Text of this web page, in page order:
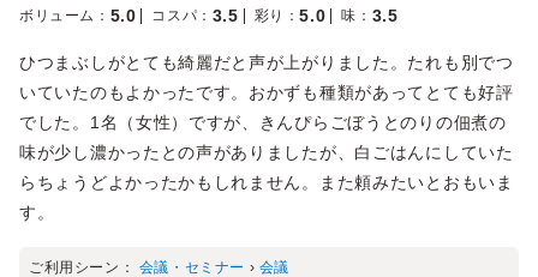
ボリューム ： 5.0 コスパ ： 3.5 彩り ：5.0 味 ： 3.5
ひつまぶしがとても綺麗だと声が上がりました。たれも別でつ
いていたのもよかったです。おかずも種類があってとても好評
でした。1名（女性）ですが、きんぴらごぼうとのりの佃煮の
味が少し濃かったとの声がありましたが、白ごはんにしていた
らちょうどよかったかもしれません。また頼みたいとおもいま
す。
ご利用シーン： 会議・セミナー › 会議